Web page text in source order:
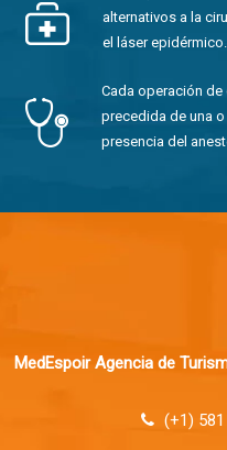
alternativos a la
el láser epidérmico.
Cada operación de
precedida de una
presencia del
MedEspoir Agencia de
(+1)